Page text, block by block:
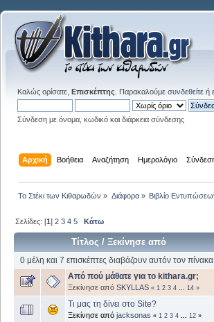
Καλώς ορίσατε, Επισκέπτης . Παρακαλούμε συνδεθείτε ή
Σύνδεση με όνομα, κωδικό και διάρκεια σύνδεσης
Αρχική Βοήθεια Αναζήτηση Ημερολόγιο
Το Στέκι των Κιθαρωδών » Διάφορα» Βιβλίο
Σελίδες: [1]2 3 4 5 Κάτω
Τίτλος /Ξεκίνησε από
0 μέλη και 7 επισκέπτες διαβάζουν αυτόν τον πίνακα.
Από πού μάθατε για το kithara.gr;
Ξεκίνησε από SKYLLAS « 1 2 3 4 14 »
Τι μας τη δίνει στο Site?
Ξεκίνησε από jacksonas « 1 2 3 4 12 »